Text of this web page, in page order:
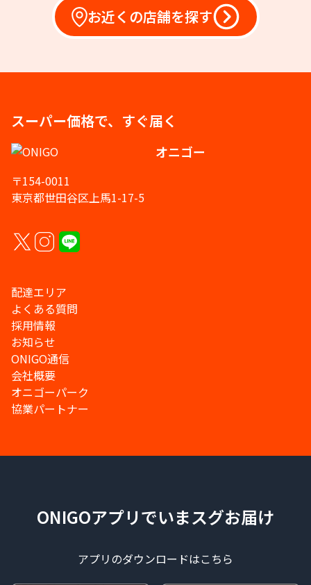
お近くの店舗を探す
スーパー価格で、すぐ届く
オニゴー
〒154-0011
東京都世田谷区上馬1-17-5
配達エリア
よくある質問
採用情報
お知らせ
ONIGO通信
会社概要
オニゴーパーク
協業パートナー
ONIGOアプリでいまスグお届け
アプリのダウンロードはこちら